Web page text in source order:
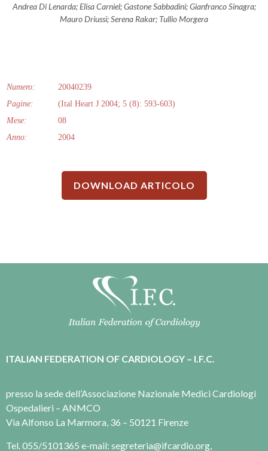
Andrea Di Lenarda; Elisa Carniel; Gastone Sabbadini; Gianfranco Sinagra;
Mauro Driussi; Serena Rakar; Tullio Morgera
Numero:
20040239
Pagine:
(Ital Heart J 2004; 5 (8): 593-603)
Mese:
08
Anno:
2004
DOWNLOAD ARTICOLO
ITALIAN FEDERATION OF CARDIOLOGY – I.F.C.
presso la sede dell’Associazione Nazionale Medici Cardiologi
Ospedalieri – ANMCO
Via Alfonso La Marmora, 36 – 50121 Firenze
Tel. 055/5101365 e-mail: segreteria@ifcardio.org,